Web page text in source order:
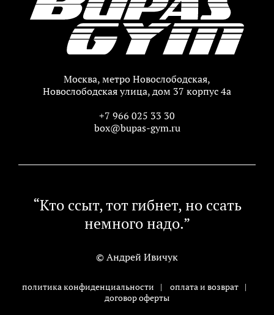
Москва, метро Новослободская,
Новослободская улица, дом 37 корпус 4а
+7 966 025 33 30
box@bupas-gym.ru
“Кто ссыт, тот гибнет, но ссать
немного надо.”
© Андрей Ивичук
политика конфиденциальности | оплата и возврат
|
договор оферты